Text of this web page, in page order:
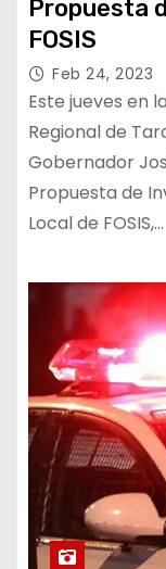
Propuesta
FOSIS
Feb 24, 2023
Este jueves en
Regional de
Gobernador
Propuesta de
Local de FOSIS,…